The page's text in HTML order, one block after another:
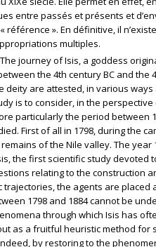
entre passés et présents et
référence ». En définitive, il
multiples.
The journey of Isis, a goddess
the 4th century BC and the
deity are attested, in various
is to consider, in the
particularly the period between
First of all in 1798, during the
of the Nile valley. The
the first scientific study devoted
relating to the construction
the agents are placed
1798 and 1884 cannot be
through which Isis has
as a fruitful heuristic method
by restoring to the